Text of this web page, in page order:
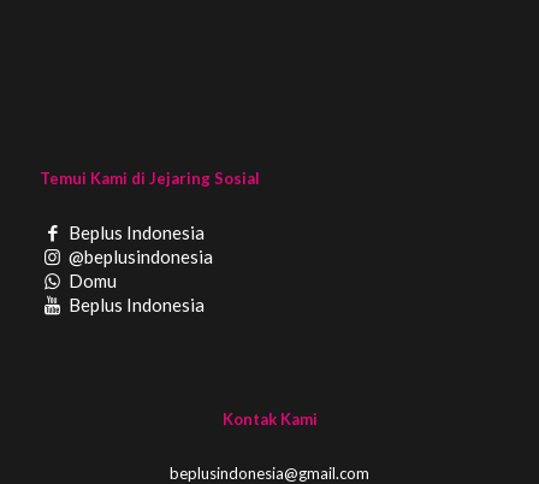
Temui Kami di Jejaring Sosial
Beplus Indonesia
@beplusindonesia
Domu
Beplus Indonesia
Kontak Kami
beplusindonesia@gmail.com